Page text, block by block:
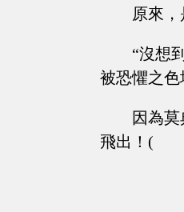
原來，
“沒想
被恐懼之色
因為
飛出！(